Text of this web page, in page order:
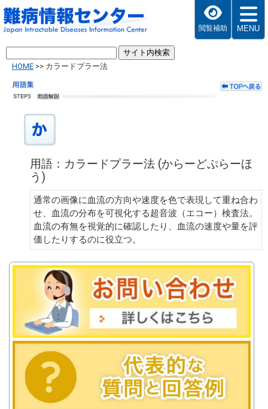
閲覧補助 MENU
HOME >> カラードプラー法
用語：カラードプラー法 (からーどぷらーほ
う)
通常の画像に血流の方向や速度を色で表現して重ね合わ
せ、血流の分布を可視化する超音波（エコー）検査法。
血流の有無を視覚的に確認したり、血流の速度や量を評
価したりするのに役立つ。